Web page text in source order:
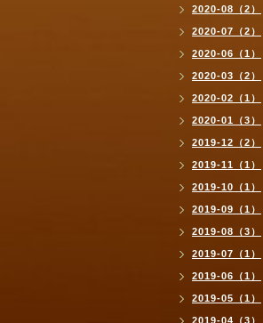
2020-08（2）
2020-07（2）
2020-06（1）
2020-03（2）
2020-02（1）
2020-01（3）
2019-12（2）
2019-11（1）
2019-10（1）
2019-09（1）
2019-08（3）
2019-07（1）
2019-06（1）
2019-05（1）
2019-04（3）